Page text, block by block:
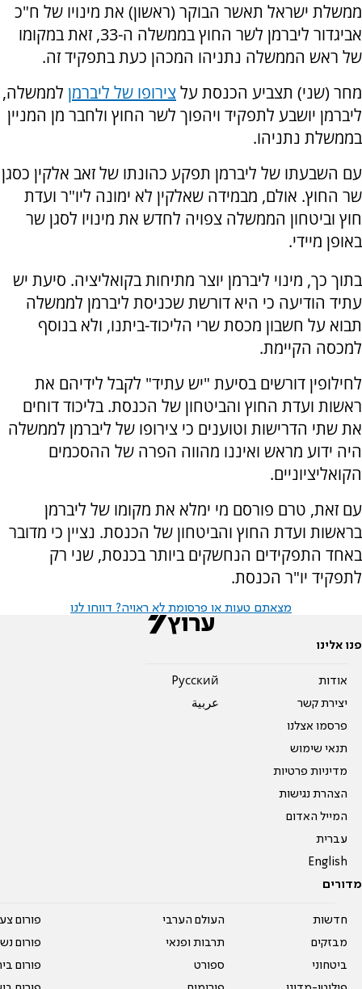
ממשלת ישראל תאשר הבוקר (ראשון) את מינויו של ח"כ
אביגדור ליברמן לשר החוץ בממשלה ה-33, זאת במקומו
של ראש הממשלה נתניהו המכהן כעת בתפקיד זה.
מחר (שני) תצביע הכנסת עלצירופו של ליברמן לממשלה,
ליברמן יושבע לתפקיד ויהפוך לשר החוץ ולחבר מן המניין
בממשלת נתניהו.
עם השבעתו של ליברמן תפקע כהונתו של זאב אלקין כסגן
שר החוץ. אולם, מבמידה שאלקין לא ימונה ליו"ר ועדת
חוץ וביטחון הממשלה צפויה לחדש את מינויו לסגן שר
באופן מיידי.
בתוך כך, מינוי ליברמן יוצר מתיחות בקואליציה. סיעת יש
עתיד הודיעה כי היא דורשת שכניסת ליברמן לממשלה
תבוא על חשבון מכסת שרי הליכוד-ביתנו, ולא בנוסף
למכסה הקיימת.
לחילופין דורשים בסיעת "יש עתיד" לקבל לידיהם את
ראשות ועדת החוץ והביטחון של הכנסת. בליכוד דוחים
את שתי הדרישות וטוענים כי צירופו של ליברמן לממשלה
היה ידוע מראש ואיננו מהווה הפרה של ההסכמים
הקואליציוניים.
עם זאת, טרם פורסם מי ימלא את מקומו של ליברמן
בראשות ועדת החוץ והביטחון של הכנסת. נציין כי מדובר
באחד התפקידים הנחשקים ביותר בכנסת, שני רק
לתפקיד יו"ר הכנסת.
מצאתם טעות או פרסומת לא ראויה? דווחו לנו
פנו אלינו
אודות
יצירת קשר
פרסמו אצלנו
תנאי שימוש
מדיניות פרטיות
הצהרת נגישות
המייל האדום
עברית
English
Pусский
عربية
מדורים
חדשות
מבזקים
ביטחוני
העולם הערבי
תרבות ופנאי
ספורט
פורום
פורום
פורום